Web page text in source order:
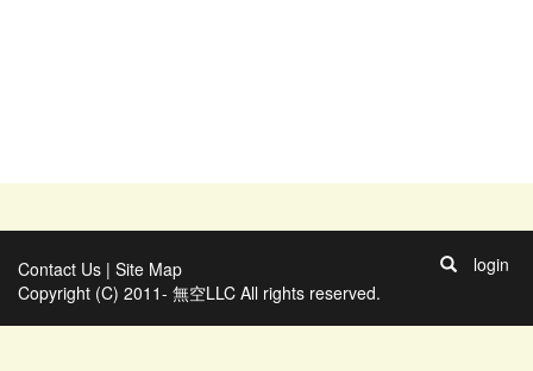
Contact Us | Site Map
Copyright (C) 2011- 無空LLC All rights reserved.
login